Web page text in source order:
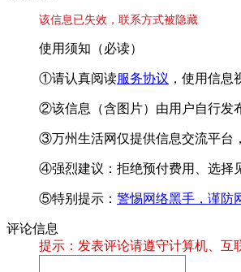
该信息已失效，联系方式被隐藏
使用须知（必读）
①请认真阅读服务协议 ，使用信息
②该信息（含图片）由用户自行发
③万州生活网仅提供信息交流平台
④强烈建议：拒绝预付费用、选择
⑤特别提示： 警惕网络黑手，谨防
评论信息
提示：发表评论请遵守计算机、互